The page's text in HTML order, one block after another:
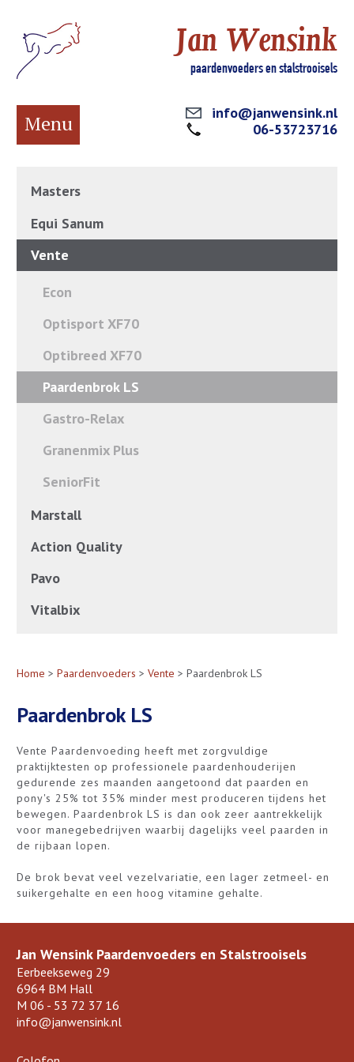
Jan Wensink
paardenvoeders en stalstrooisels
Menu
info@janwensink.nl
06-53723716
Masters
Equi Sanum
Vente
Econ
Optisport XF70
Optibreed XF70
Paardenbrok LS
Gastro-Relax
Granenmix Plus
SeniorFit
Marstall
Action Quality
Pavo
Vitalbix
Home > Paardenvoeders > Vente > Paardenbrok LS
Paardenbrok LS
Vente Paardenvoeding heeft met zorgvuldige
praktijktesten op professionele paardenhouderijen
gedurende zes maanden aangetoond dat paarden en
pony's 25% tot 35% minder mest produceren tijdens het
bewegen. Paardenbrok LS is dan ook zeer aantrekkelijk
voor manegebedrijven waarbij dagelijks veel paarden in
de rijbaan lopen.
De brok bevat veel vezelvariatie, een lager zetmeel- en
suikergehalte en een hoog vitamine gehalte.
Jan Wensink Paardenvoeders en Stalstrooisels
Eerbeekseweg 29
6964 BM Hall
M 06 - 53 72 37 16
info@janwensink.nl